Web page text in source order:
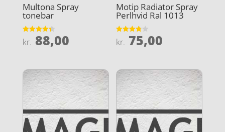
Multona Spray
tonebar
Vurderet
4.4
kr. 88,00
Motip Radiator Spray
Perlhvid Ral 1013
Vurderet
3.8
kr. 75,00